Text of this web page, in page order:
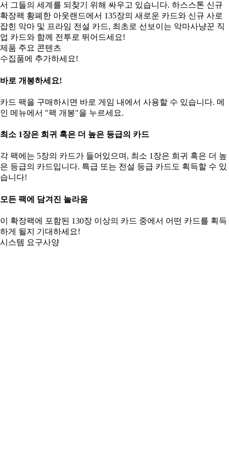
서 그들의 세계를 되찾기 위해 싸우고 있습니다. 하스스톤 신규
확장팩 황폐한 아웃랜드에서 135장의 새로운 카드와 신규 사로
잡힌 악마 및 프라임 전설 카드, 최초로 선보이는 악마사냥꾼 직
업 카드와 함께 전투로 뛰어드세요!
제품 주요 콘텐츠
수집품에 추가하세요!
바로 개봉하세요!
카드 팩을 구매하시면 바로 게임 내에서 사용할 수 있습니다. 메
인 메뉴에서 "팩 개봉"을 누르세요.
최소 1장은 희귀 혹은 더 높은 등급의 카드
각 팩에는 5장의 카드가 들어있으며, 최소 1장은 희귀 혹은 더 높
은 등급의 카드입니다. 특급 또는 전설 등급 카드도 획득할 수 있
습니다!
모든 팩에 담겨진 놀라움
이 확장팩에 포함된 130장 이상의 카드 중에서 어떤 카드를 획득
하게 될지 기대하세요!
시스템 요구사양